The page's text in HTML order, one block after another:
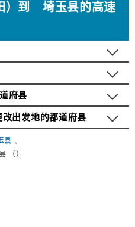
）到 埼玉县的高速
府县
出发地的都道府县
县
（）